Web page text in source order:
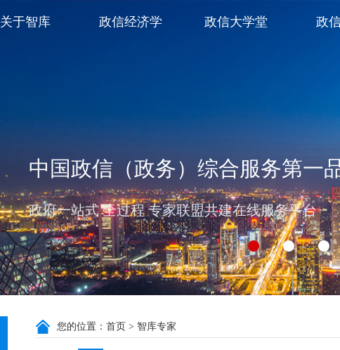
中国政信（政务）综合服务第一
政府一站式 全过程 专家联盟共建在线服务平台
关于智库 政信经济学 政信大学堂 政
您的位置： 首页 > 智库专家